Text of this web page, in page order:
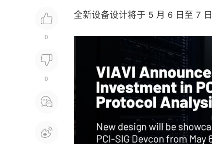
0
0
全新设备设计将于 5 月 6 日至 7